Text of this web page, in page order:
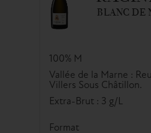
BLANC DE
100% M
Vallée de la Marne :
Villers Sous Châtillon.
Extra-Brut : 3 g/L
Format